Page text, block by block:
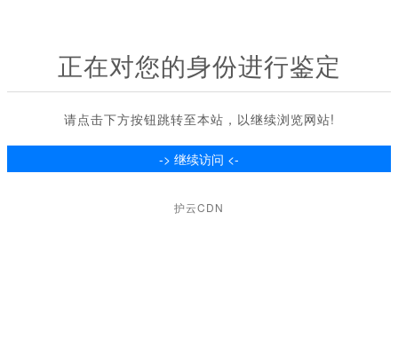
正在对您的身份进行鉴定
请点击下方按钮跳转至本站，以继续浏览网站!
护云CDN